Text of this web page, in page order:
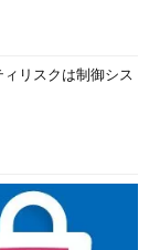
リスクは制御シス